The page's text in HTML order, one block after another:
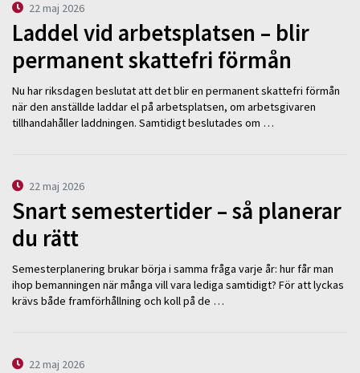
22 maj 2026
Laddel vid arbetsplatsen – blir
permanent skattefri förmån
Nu har riksdagen beslutat att det blir en permanent skattefri förmån
när den anställde laddar el på arbetsplatsen, om arbetsgivaren
tillhandahåller laddningen. Samtidigt beslutades om …
22 maj 2026
Snart semestertider – så planerar
du rätt
Semesterplanering brukar börja i samma fråga varje år: hur får man
ihop bemanningen när många vill vara lediga samtidigt? För att lyckas
krävs både framförhållning och koll på de …
22 maj 2026